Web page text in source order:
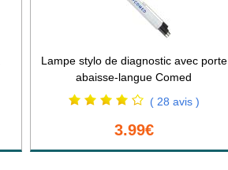
Lampe stylo de diagnostic avec porte
abaisse-langue Comed
( 28 avis )
3.99€